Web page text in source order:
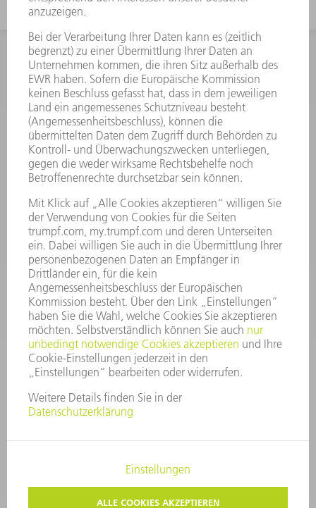
INFORMATION
Häufig gestellte Fragen
Allgemeine Geschäftsbedingungen
KONTAKT
Kundenbetreuung TRUMPF Werkzeugmaschinen
+49 7156 303 33222
Mo - Fr: 07:30 - 17:30 Uhr
Erweiterte Rufbereitschaft per Service App Mo - Fr:
06:30 - 20.00 Uhr Sa: 07:00 - 12:00 Uhr
Kundenbetreuung@trumpf.com
KONTAKT
Service TRUMPF Lasertechnik
+49 7156 303 37444
Mo - Fr: 07:30 - 18:00 Uhr
Additive Manufacturing 07:30 - 17:30 Uhr
spareparts.tld@trumpf.com
COPYRIGHT UND MARKENZEICHEN
NUTZUNGSBEDINGUNGEN